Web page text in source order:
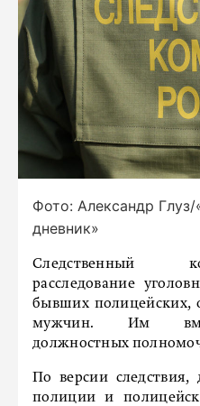
Фото: Александр Глуз/
дневник»
Следственный
расследование
бывших полицейских,
мужчин. Им
должностных
По версии
полиции и